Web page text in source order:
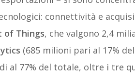
connettività e
of Things, che valgono 2,4
(685 milioni pari al 17%
al 77% del totale, oltre i tre